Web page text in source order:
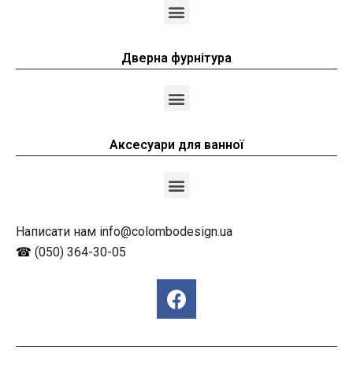
Дверна фурнітура
Аксесуари для ванної
Написати нам info@colombodesign.ua
☎ (050) 364-30-05